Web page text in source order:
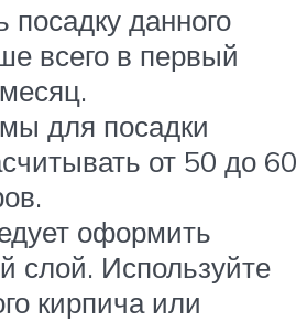
посадку данного
всего в первый
для посадки
от 50 до 60
оформить
слой. Используйте
кирпича или